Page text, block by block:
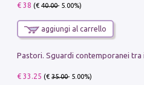
€ 38 (€40.00- 5.00%)
aggiungi al carrello
€ 33.25 (€35.00- 5.00%)